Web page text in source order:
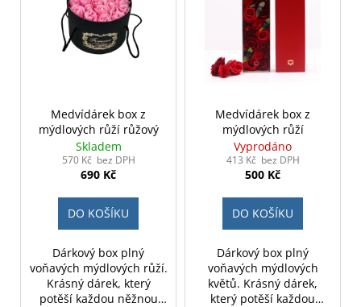
Medvídárek box z
mýdlových růží růžový
Skladem
570 Kč bez DPH
690 Kč
DO KOŠÍKU
Dárkový box plný
voňavých mýdlových růží.
Krásný dárek, který
potěší každou něžnou
Medvídárek box z
mýdlových růží
Vyprodáno
413 Kč bez DPH
500 Kč
DO KOŠÍKU
Dárkový box plný
voňavých mýdlových
květů. Krásný dárek,
který potěší každou